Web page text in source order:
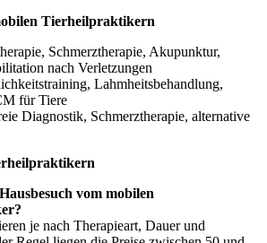
Tierheilpraktikern
Schmerztherapie, Akupunktur,
nach Verletzungen
Lahmheitsbehandlung,
für Tiere
Diagnostik, Schmerztherapie, alternative
vom mobilen
je nach Therapieart, Dauer und